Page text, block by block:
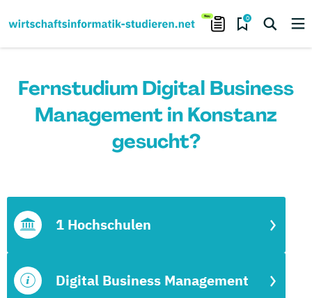
0
Fernstudium Digital Business
Management in Konstanz
gesucht?
Digital Business Management
1 Hochschulen